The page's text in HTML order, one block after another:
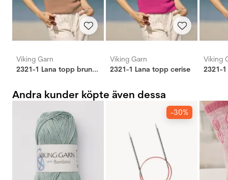
Viking Garn
2321-1 Lana topp brunrosa
Viking Garn
2321-1 Lana topp cerise
Viking
Andra kunder köpte även dessa
-30%